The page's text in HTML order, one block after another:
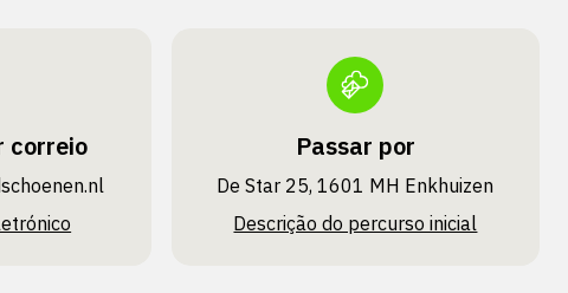
correio Passar por
De Star 25, 1601 MH Enkhuizen
Descrição do percurso inicial